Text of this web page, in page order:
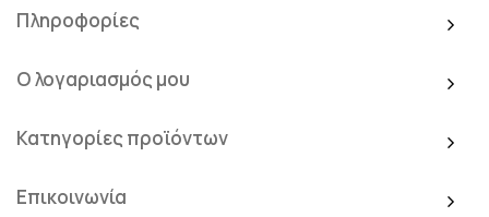
Πληροφορίες
Ο λογαριασμός μου
Κατηγορίες προϊόντων
Επικοινωνία